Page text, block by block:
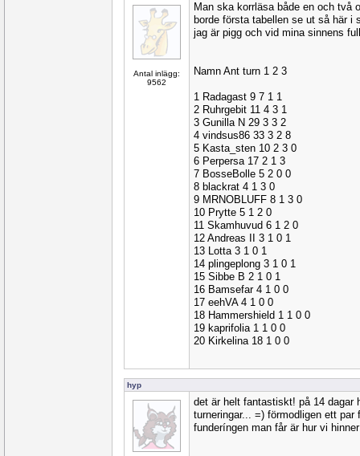
Antal inlägg:
9562
Man ska korrläsa både en och två
borde första tabellen se ut så här i
jag är pigg och vid mina sinnens
Namn Ant turn 1 2 3
1 Radagast 9 7 1 1
2 Ruhrgebit 11 4 3 1
3 Gunilla N 29 3 3 2
4 vindsus86 33 3 2 8
5 Kasta_sten 10 2 3 0
6 Perpersa 17 2 1 3
7 BosseBolle 5 2 0 0
8 blackrat 4 1 3 0
9 MRNOBLUFF 8 1 3 0
10 Prytte 5 1 2 0
11 Skamhuvud 6 1 2 0
12 Andreas II 3 1 0 1
13 Lotta 3 1 0 1
14 plingeplong 3 1 0 1
15 Sibbe B 2 1 0 1
16 Bamsefar 4 1 0 0
17 eehVA 4 1 0 0
18 Hammershield 1 1 0 0
19 kaprifolia 1 1 0 0
20 Kirkelina 18 1 0 0
hyp
det är helt fantastiskt! på 14 dagar
turneringar... =) förmodligen ett par
funderíngen man får är hur vi